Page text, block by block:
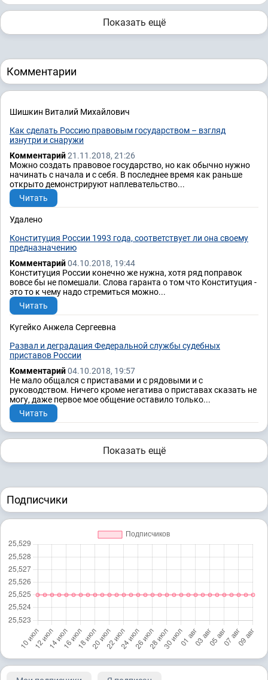
Показать ещё
Комментарии
Шишкин Виталий Михайлович
Как сделать Россию правовым государством – взгляд
изнутри и снаружи
Комментарий21.11.2018, 21:26
Можно создать правовое государство, но как обычно нужно
начинать с начала и с себя. В последнее время как раньше
открыто демонстрируют наплевательство...
Читать
Удалено
Конституция России 1993 года, соответствует ли она своему
предназначению
Комментарий04.10.2018, 19:44
Конституция России конечно же нужна, хотя ряд поправок
вовсе бы не помешали. Слова гаранта о том что Конституция -
это то к чему надо стремиться можно...
Читать
Кугейко Анжела Сергеевна
Развал и деградация Федеральной службы судебных
приставов России
Комментарий04.10.2018, 19:57
Не мало общался с приставами и с рядовыми и с
руководством. Ничего кроме негатива о приставах сказать не
могу, даже первое мое общение оставило только...
Читать
Показать ещё
Подписчики